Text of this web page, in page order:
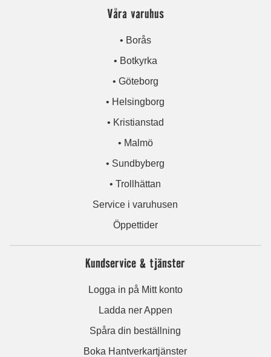
Våra varuhus
• Borås
• Botkyrka
• Göteborg
• Helsingborg
• Kristianstad
• Malmö
• Sundbyberg
• Trollhättan
Service i varuhusen
Öppettider
Kundservice & tjänster
Logga in på Mitt konto
Ladda ner Appen
Spåra din beställning
Boka Hantverkartjänster